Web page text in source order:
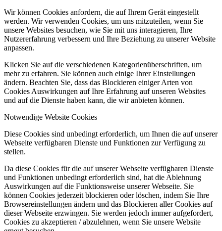
Wir können Cookies anfordern, die auf Ihrem Gerät eingestellt
werden. Wir verwenden Cookies, um uns mitzuteilen, wenn Sie
unsere Websites besuchen, wie Sie mit uns interagieren, Ihre
Nutzererfahrung verbessern und Ihre Beziehung zu unserer Website
anpassen.
Klicken Sie auf die verschiedenen Kategorienüberschriften, um
mehr zu erfahren. Sie können auch einige Ihrer Einstellungen
ändern. Beachten Sie, dass das Blockieren einiger Arten von
Cookies Auswirkungen auf Ihre Erfahrung auf unseren Websites
und auf die Dienste haben kann, die wir anbieten können.
Notwendige Website Cookies
Diese Cookies sind unbedingt erforderlich, um Ihnen die auf unserer
Webseite verfügbaren Dienste und Funktionen zur Verfügung zu
stellen.
Da diese Cookies für die auf unserer Webseite verfügbaren Dienste
und Funktionen unbedingt erforderlich sind, hat die Ablehnung
Auswirkungen auf die Funktionsweise unserer Webseite. Sie
können Cookies jederzeit blockieren oder löschen, indem Sie Ihre
Browsereinstellungen ändern und das Blockieren aller Cookies auf
dieser Webseite erzwingen. Sie werden jedoch immer aufgefordert,
Cookies zu akzeptieren / abzulehnen, wenn Sie unsere Website